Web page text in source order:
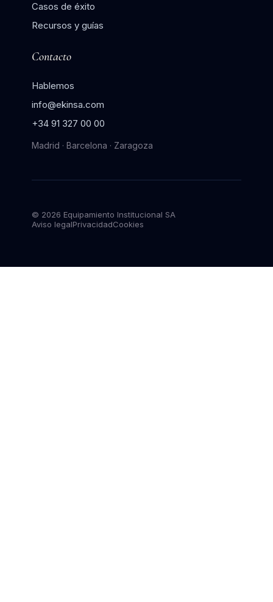
Casos de éxito
Recursos y guías
Contacto
Hablemos
info@ekinsa.com
+34 91 327 00 00
Madrid · Barcelona · Zaragoza
© 2026 Equipamiento Institucional SA
Aviso legalPrivacidadCookies